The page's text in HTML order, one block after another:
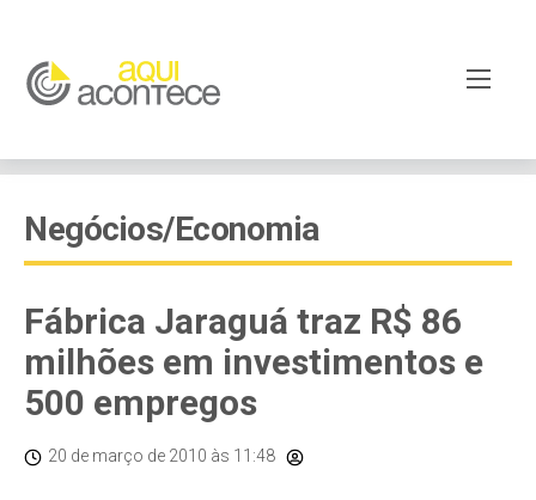
Negócios/Economia
Fábrica Jaraguá traz R$ 86
milhões em investimentos e
500 empregos
20 de março de 2010 às 11:48